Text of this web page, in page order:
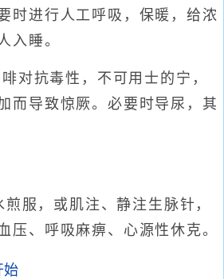
时进行人工呼吸，保暖，给浓
入睡。
抗毒性，不可用士的宁，
而导致惊厥。必要时导尿，其
煎服，或肌注、静注生脉针，
压、呼吸麻痹、心源性休克。
始